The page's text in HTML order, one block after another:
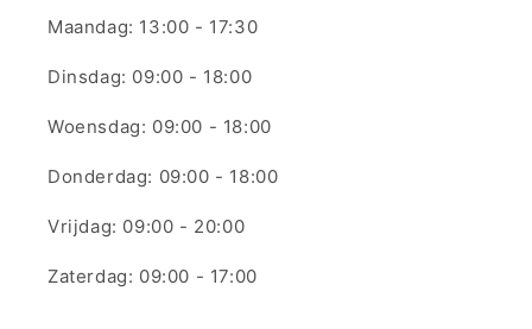
Maandag: 13:00 - 17:30
Dinsdag: 09:00 - 18:00
Woensdag: 09:00 - 18:00
Donderdag: 09:00 - 18:00
Vrijdag: 09:00 - 20:00
Zaterdag: 09:00 - 17:00